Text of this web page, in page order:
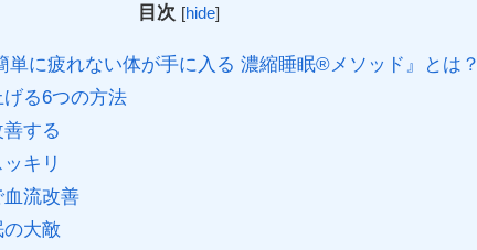
目次 [hide]
単に疲れない体が手に入る 濃縮睡眠®メソッド』とは？
る6つの方法
する
キリ
流改善
大敵